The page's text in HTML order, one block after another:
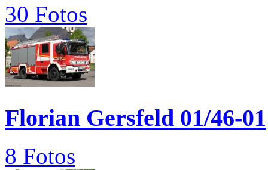
30 Fotos
Florian Gersfeld 01/46-01
8 Fotos